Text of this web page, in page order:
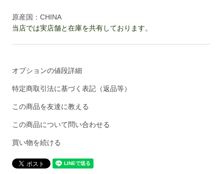
原産国：CHINA
当店では実店舗と在庫を共有しております。
オプションの値段詳細
特定商取引法に基づく表記（返品等）
この商品を友達に教える
この商品について問い合わせる
買い物を続ける